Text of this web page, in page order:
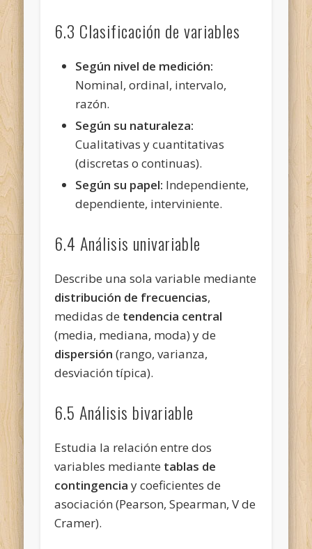
6.3 Clasificación de variables
Según nivel de medición:
Nominal, ordinal, intervalo,
razón.
Según su naturaleza:
Cualitativas y cuantitativas
(discretas o continuas).
Según su papel: Independiente,
dependiente, interviniente.
6.4 Análisis univariable
Describe una sola variable mediante
distribución de frecuencias,
medidas de tendencia central
(media, mediana, moda) y de
dispersión (rango, varianza,
desviación típica).
6.5 Análisis bivariable
Estudia la relación entre dos
variables mediante tablas de
contingencia y coeficientes de
asociación (Pearson, Spearman, V de
Cramer).